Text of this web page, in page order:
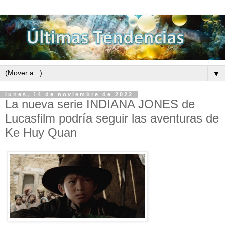
▼
lunes, 14 de noviembre de 2022
La nueva serie INDIANA JONES de
Lucasfilm podría seguir las aventuras de
Ke Huy Quan